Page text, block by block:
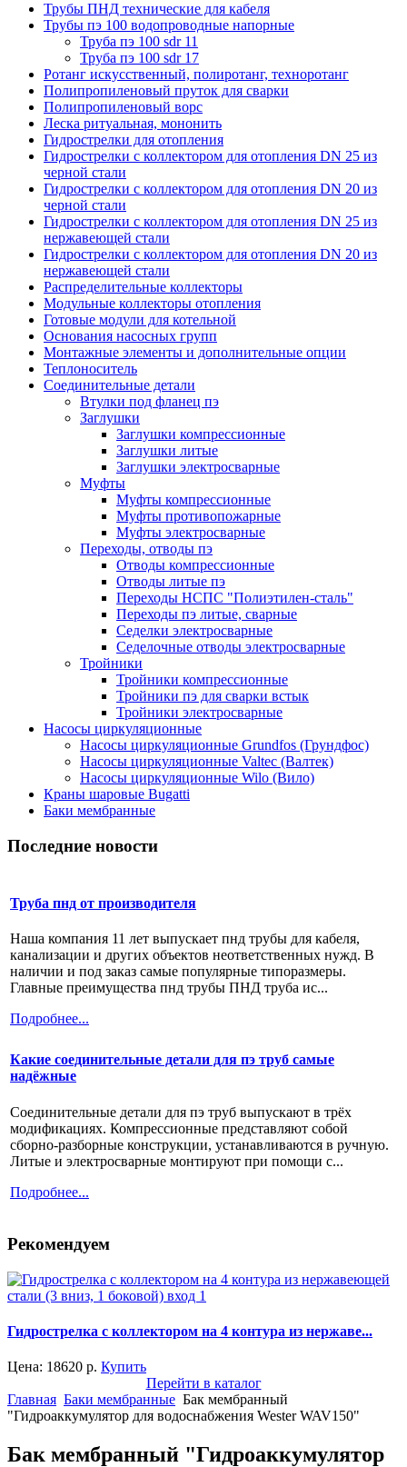
Трубы ПНД технические для кабеля
Трубы пэ 100 водопроводные напорные
Труба пэ 100 sdr 11
Труба пэ 100 sdr 17
Ротанг искусственный, полиротанг, техноротанг
Полипропиленовый пруток для сварки
Полипропиленовый ворс
Леска ритуальная, мононить
Гидрострелки для отопления
Гидрострелки с коллектором для отопления DN 25 из
черной стали
Гидрострелки с коллектором для отопления DN 20 из
черной стали
Гидрострелки с коллектором для отопления DN 25 из
нержавеющей стали
Гидрострелки с коллектором для отопления DN 20 из
нержавеющей стали
Распределительные коллекторы
Модульные коллекторы отопления
Готовые модули для котельной
Основания насосных групп
Монтажные элементы и дополнительные опции
Теплоноситель
Соединительные детали
Втулки под фланец пэ
Заглушки
Заглушки компрессионные
Заглушки литые
Заглушки электросварные
Муфты
Муфты компрессионные
Муфты противопожарные
Муфты электросварные
Переходы, отводы пэ
Отводы компрессионные
Отводы литые пэ
Переходы НСПС "Полиэтилен-сталь"
Переходы пэ литые, сварные
Седелки электросварные
Седелочные отводы электросварные
Тройники
Тройники компрессионные
Тройники пэ для сварки встык
Тройники электросварные
Насосы циркуляционные
Насосы циркуляционные Grundfos (Грундфос)
Насосы циркуляционные Valtec (Валтек)
Насосы циркуляционные Wilo (Вило)
Краны шаровые Bugatti
Баки мембранные
Последние новости
Труба пнд от производителя
Наша компания 11 лет выпускает пнд трубы для кабеля,
канализации и других объектов неответственных нужд. В
наличии и под заказ самые популярные типоразмеры.
Главные преимущества пнд трубы ПНД труба ис...
Подробнее...
Какие соединительные детали для пэ труб самые
надёжные
Соединительные детали для пэ труб выпускают в трёх
модификациях. Компрессионные представляют собой
сборно-разборные конструкции, устанавливаются в ручную.
Литые и электросварные монтируют при помощи с...
Подробнее...
Рекомендуем
Гидрострелка с коллектором на 4 контура из нержаве...
Цена: 18620 р. Купить
Перейти в каталог
Главная Баки мембранные Бак мембранный
"Гидроаккумулятор для водоснабжения Wester WAV150"
Бак мембранный "Гидроаккумулятор